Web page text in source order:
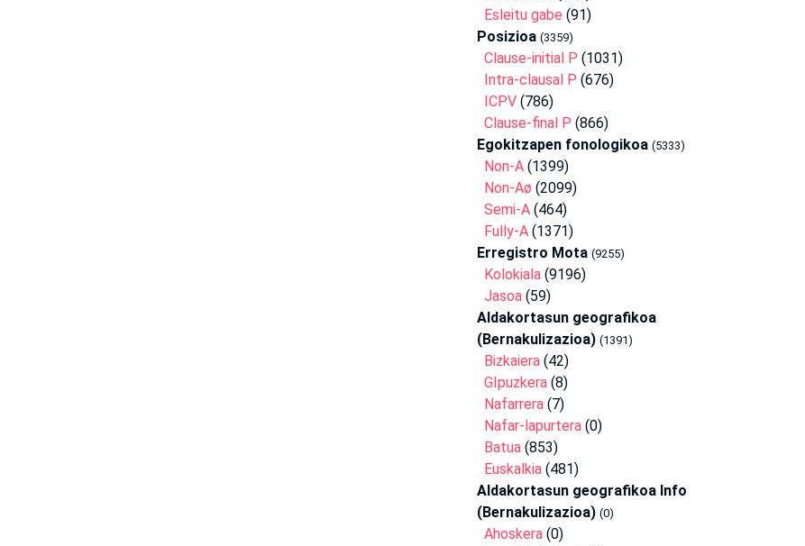
Esleitu gabe (91)
Posizioa (3359)
Clause-initial P (1031)
Intra-clausal P (676)
ICPV (786)
Clause-final P (866)
Egokitzapen fonologikoa (5333)
Non-A (1399)
Non-Aø (2099)
Semi-A (464)
Fully-A (1371)
Erregistro Mota (9255)
Kolokiala (9196)
Jasoa (59)
Aldakortasun geografikoa
(Bernakulizazioa) (1391)
Bizkaiera (42)
GIpuzkera (8)
Nafarrera (7)
Nafar-lapurtera (0)
Batua (853)
Euskalkia (481)
Aldakortasun geografikoa Info
(Bernakulizazioa) (0)
Ahoskera (0)